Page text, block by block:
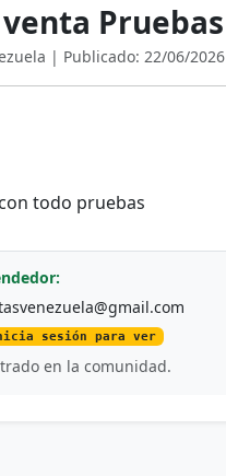
Pruebas
| Publicado: 22/06/2026
todo pruebas
sesión para ver
en la comunidad.